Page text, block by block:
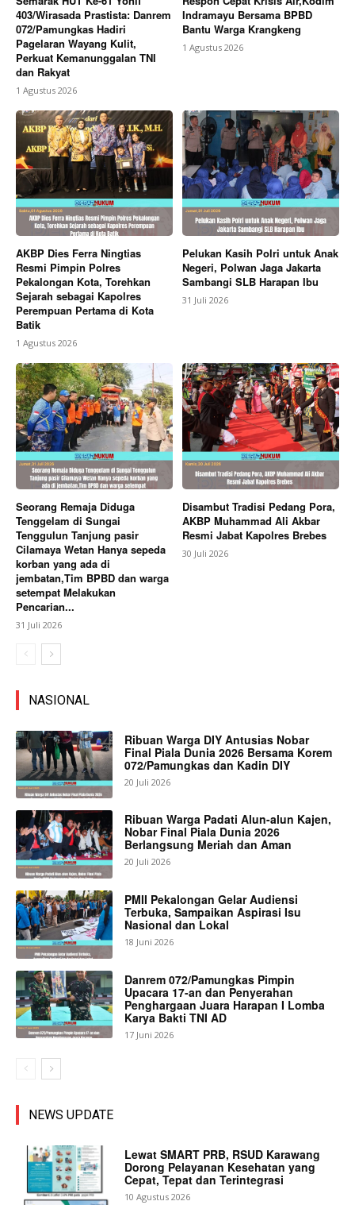
403/Wirasada Prastista: Danrem
072/Pamungkas Hadiri
Pagelaran Wayang Kulit,
Perkuat Kemanunggalan TNI
dan Rakyat
1 Agustus 2026
Indramayu Bersama BPBD
Bantu Warga Krangkeng
1 Agustus 2026
AKBP Dies Ferra Ningtias
Resmi Pimpin Polres
Pekalongan Kota, Torehkan
Sejarah sebagai Kapolres
Perempuan Pertama di Kota
Batik
1 Agustus 2026
Pelukan Kasih Polri untuk Anak
Negeri, Polwan Jaga Jakarta
Sambangi SLB Harapan Ibu
31 Juli 2026
Seorang Remaja Diduga
Tenggelam di Sungai
Tenggulun Tanjung pasir
Cilamaya Wetan Hanya sepeda
korban yang ada di
jembatan,Tim BPBD dan warga
setempat Melakukan
Pencarian...
31 Juli 2026
Disambut Tradisi Pedang Pora,
AKBP Muhammad Ali Akbar
Resmi Jabat Kapolres Brebes
30 Juli 2026
NASIONAL
Ribuan Warga DIY Antusias Nobar
Final Piala Dunia 2026 Bersama Korem
072/Pamungkas dan Kadin DIY
20 Juli 2026
Ribuan Warga Padati Alun-alun Kajen,
Nobar Final Piala Dunia 2026
Berlangsung Meriah dan Aman
20 Juli 2026
PMII Pekalongan Gelar Audiensi
Terbuka, Sampaikan Aspirasi Isu
Nasional dan Lokal
18 Juni 2026
Danrem 072/Pamungkas Pimpin
Upacara 17-an dan Penyerahan
Penghargaan Juara Harapan I Lomba
Karya Bakti TNI AD
17 Juni 2026
NEWS UPDATE
Lewat SMART PRB, RSUD Karawang
Dorong Pelayanan Kesehatan yang
Cepat, Tepat dan Terintegrasi
10 Agustus 2026